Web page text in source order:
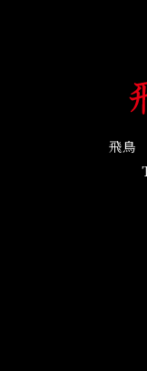
飛鳥